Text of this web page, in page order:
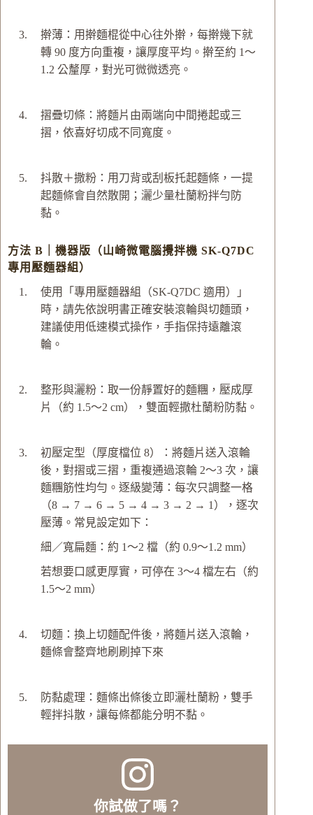
擀薄：用擀麵棍從中心往外擀，每擀幾下就
轉 90 度方向重複，讓厚度平均。擀至約 1～
1.2 公釐厚，對光可微微透亮。
摺疊切條：將麵片由兩端向中間捲起或三
摺，依喜好切成不同寬度。
抖散＋撒粉：用刀背或刮板托起麵條，一提
起麵條會自然散開；灑少量杜蘭粉拌勻防
黏。
方法 B｜機器版（山崎微電腦攪拌機 SK-Q7DC
專用壓麵器組）
使用「專用壓麵器組（SK-Q7DC 適用）」
時，請先依說明書正確安裝滾輪與切麵頭，
建議使用低速模式操作，手指保持遠離滾
輪。
整形與灑粉：取一份靜置好的麵糰，壓成厚
片（約 1.5～2 cm），雙面輕撒杜蘭粉防黏。
初壓定型（厚度檔位 8）：將麵片送入滾輪
後，對摺或三摺，重複通過滾輪 2～3 次，讓
麵糰筋性均勻。逐級變薄：每次只調整一格
（8 → 7 → 6 → 5 → 4 → 3 → 2 → 1），逐次
壓薄。常見設定如下：
細／寬扁麵：約 1～2 檔（約 0.9～1.2 mm）
若想要口感更厚實，可停在 3～4 檔左右（約
1.5～2 mm）
切麵：換上切麵配件後，將麵片送入滾輪，
麵條會整齊地刷刷掉下來
防黏處理：麵條出條後立即灑杜蘭粉，雙手
輕拌抖散，讓每條都能分明不黏。
你試做了嗎？